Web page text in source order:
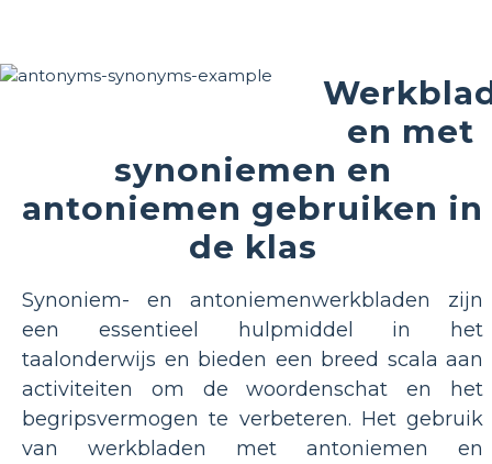
en met
synoniemen en
antoniemen gebruiken in
de klas
Synoniem- en antoniemenwerkbladen zijn
een essentieel hulpmiddel in het
taalonderwijs en bieden een breed scala aan
activiteiten om de woordenschat en het
begripsvermogen te verbeteren. Het gebruik
van werkbladen met antoniemen en